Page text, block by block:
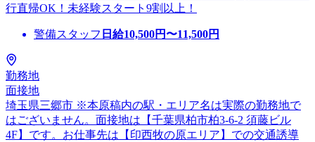
行直帰OK！未経験スタート9割以上！
警備スタッフ 日給10,500円〜11,500円
勤務地
面接地
埼玉県三郷市 ※本原稿内の駅・エリア名は実際の勤務地で
はございません。面接地は【千葉県柏市柏3-6-2 須藤ビル
4F】です。お仕事先は【印西牧の原エリア】での交通誘導